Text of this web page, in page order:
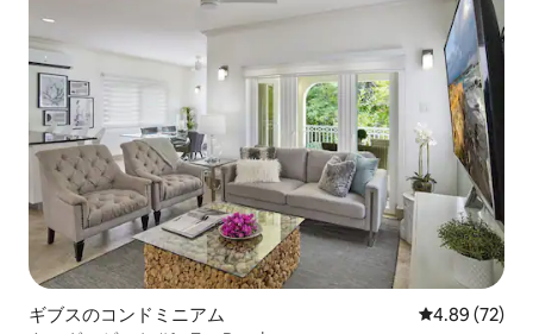
ギブスのコンドミニアム レビュー72
4.89 (72)